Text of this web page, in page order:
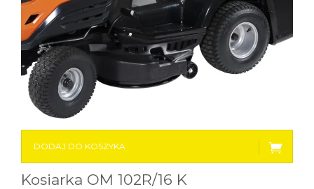
DODAJ DO KOSZYKA
Kosiarka OM 102R/16 K